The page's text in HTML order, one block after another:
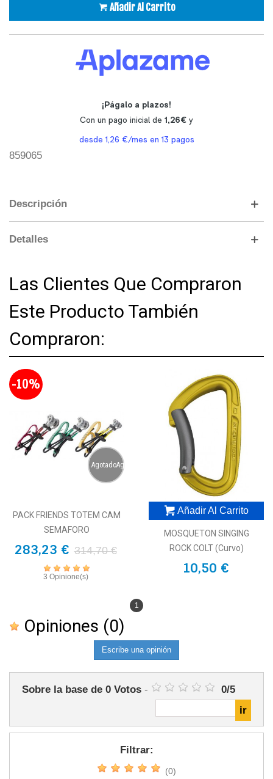
Añadir Al Carrito
859065
Descripción
Detalles
Las Clientes Que Compraron
Este Producto También
Compraron:
AgotadoAgotado
-10%
PACK FRIENDS TOTEM CAM
SEMAFORO
283,23 € 314,70 €
3 Opinione(s)
Añadir Al Carrito
MOSQUETON SINGING
ROCK COLT (curvo)
10,50 €
1
Opiniones (0)
Escribe una opinión
Sobre la base de 0 Votos - 0/5
Filtrar:
(0)